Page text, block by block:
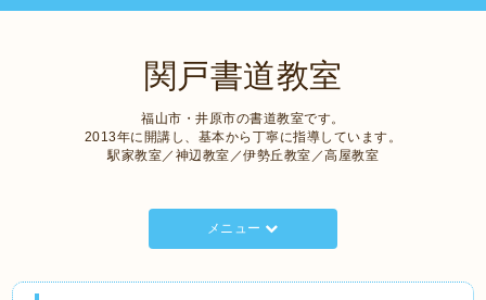
関戸書道教室
福山市・井原市の書道教室です。
2013年に開講し、基本から丁寧に指導しています。
駅家教室／神辺教室／伊勢丘教室／高屋教室
メニュー